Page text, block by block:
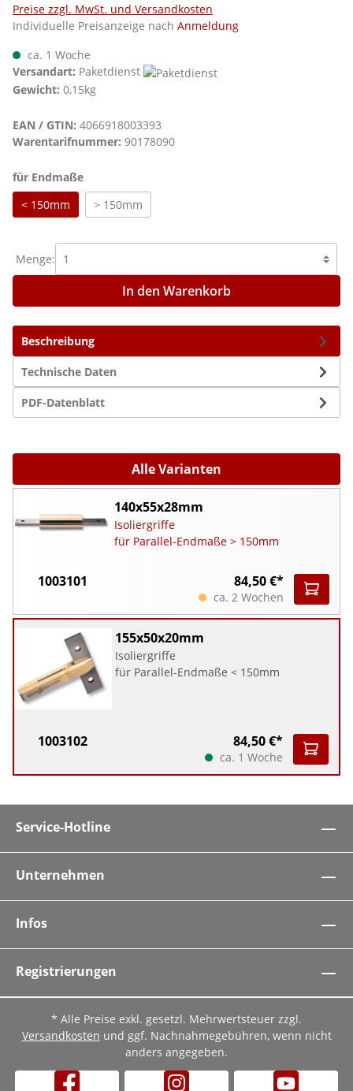
Beschreibung
Technische Daten
PDF-Datenblatt
Preise zzgl. MwSt. und Versandkosten
Individuelle Preisanzeige nach Anmeldung
ca. 1 Woche
Versandart: Paketdienst
Gewicht: 0,15kg
EAN / GTIN: 4066918003393
Warentarifnummer: 90178090
für Endmaßeauswählen
< 150mm
> 150mm
Menge:
In den Warenkorb
Alle Varianten
140x55x28mm
Isoliergriffe
für Parallel-Endmaße > 150mm
1003101 84,50 €*
ca. 2 Wochen
155x50x20mm
Isoliergriffe
für Parallel-Endmaße < 150mm
1003102 84,50 €*
ca. 1 Woche
Service-Hotline
Unternehmen
Infos
Registrierungen
* Alle Preise exkl. gesetzl. Mehrwertsteuer zzgl.
Versandkosten und ggf. Nachnahmegebühren, wenn nicht
anders angegeben.